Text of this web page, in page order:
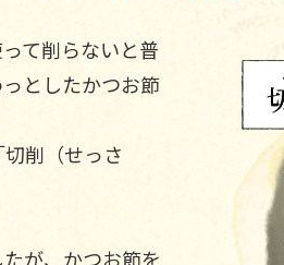
て削らないと普
としたかつお節
削（せっさ
が、かつお節を